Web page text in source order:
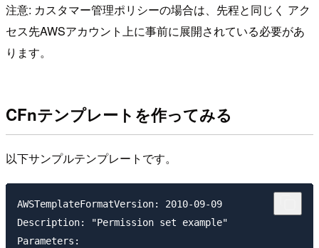
注意: カスタマー管理ポリシーの場合は、先程と同じく アク
セス先AWSアカウント上に事前に展開されている必要があ
ります。
CFnテンプレートを作ってみる
以下サンプルテンプレートです。
AWSTemplateFormatVersion: 2010-09-09
Description: "Permission set example"
Parameters: